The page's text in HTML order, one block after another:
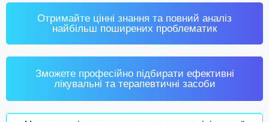
Отримайте цінні знання та повний аналіз
найбільш поширених проблематик
Зможете професійно підбирати ефективні
лікувальні та терапевтичні засоби